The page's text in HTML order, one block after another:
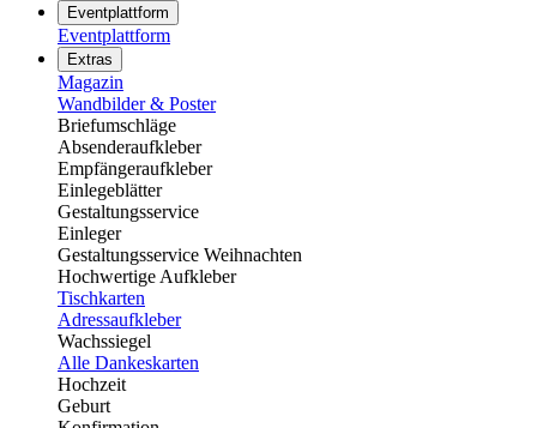
Eventplattform
Eventplattform
Extras
Magazin
Wandbilder & Poster
Briefumschläge
Absenderaufkleber
Empfängeraufkleber
Einlegeblätter
Gestaltungsservice
Einleger
Gestaltungsservice Weihnachten
Hochwertige Aufkleber
Tischkarten
Adressaufkleber
Wachssiegel
Alle Dankeskarten
Hochzeit
Geburt